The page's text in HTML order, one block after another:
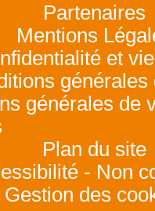
Partenaires
Mentions
et
générales
générales de
Plan du site
- Non
Gestion des